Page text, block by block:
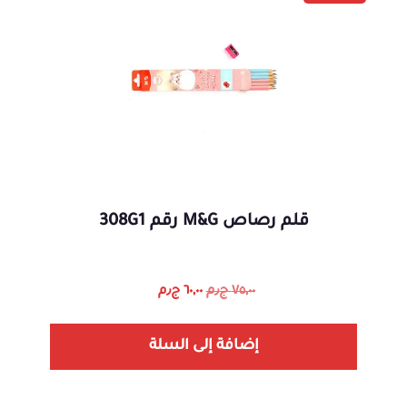
قلم رصاص M&G رقم 308G1
٧٥,٠٠ ج٫م ٦٠,٠٠ ج٫م
إضافة إلى السلة